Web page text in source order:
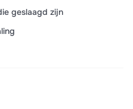
geslaagd zijn